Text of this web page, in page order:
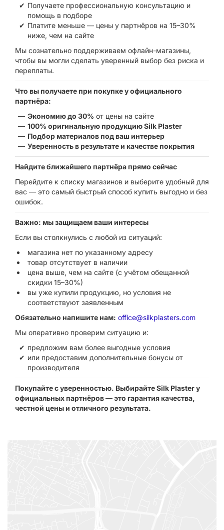
Получаете профессиональную консультацию и
помощь в подборе
Платите меньше — цены у партнёров на 15–30%
ниже, чем на сайте
Мы сознательно поддерживаем офлайн-магазины,
чтобы вы могли сделать уверенный выбор без риска и
переплаты.
Что вы получаете при покупке у официального
партнёра:
Экономию до 30% от цены на сайте
100% оригинальную продукцию Silk Plaster
Подбор материалов под ваш интерьер
Уверенность в результате и качестве покрытия
Найдите ближайшего партнёра прямо сейчас
Перейдите к списку магазинов и выберите удобный для
вас — это самый быстрый способ купить выгодно и без
ошибок.
Важно: мы защищаем ваши интересы
Если вы столкнулись с любой из ситуаций:
магазина нет по указанному адресу
товар отсутствует в наличии
цена выше, чем на сайте (с учётом обещанной
скидки 15–30%)
вы уже купили продукцию, но условия не
соответствуют заявленным
Обязательно напишите нам: office@silkplasters.com
Мы оперативно проверим ситуацию и:
предложим вам более выгодные условия
или предоставим дополнительные бонусы от
производителя
Покупайте с уверенностью. Выбирайте Silk Plaster у
официальных партнёров — это гарантия качества,
честной цены и отличного результата.